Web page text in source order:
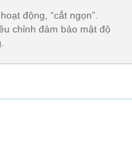
động, “cắt ngọn”.
chỉnh đảm bảo mật độ